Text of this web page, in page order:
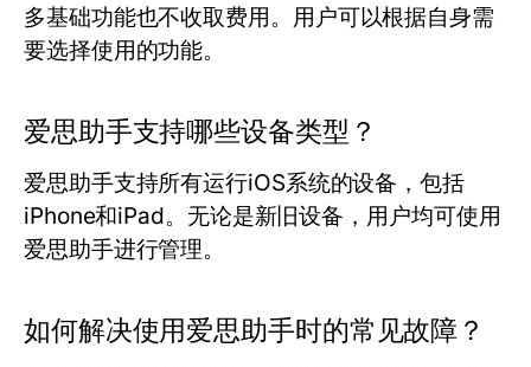
多基础功能也不收取费用。用户可以根据自身需
要选择使用的功能。
爱思助手支持哪些设备类型？
爱思助手支持所有运行iOS系统的设备，包括
iPhone和iPad。无论是新旧设备，用户均可使用
爱思助手进行管理。
如何解决使用爱思助手时的常见故障？